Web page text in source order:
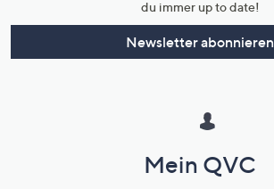
du immer up to date!
Newsletter abonnieren
Mein QVC